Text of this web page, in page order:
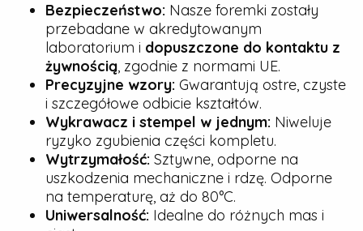
Bezpieczeństwo: Nasze foremki zostały
przebadane w akredytowanym
laboratorium i dopuszczone do kontaktu z
żywnością, zgodnie z normami UE.
Precyzyjne wzory: Gwarantują ostre, czyste
i szczegółowe odbicie kształtów.
Wykrawacz i stempel w jednym: Niweluje
ryzyko zgubienia części kompletu.
Wytrzymałość: Sztywne, odporne na
uszkodzenia mechaniczne i rdzę. Odporne
na temperaturę, aż do 80°C.
Uniwersalność: Idealne do różnych mas i